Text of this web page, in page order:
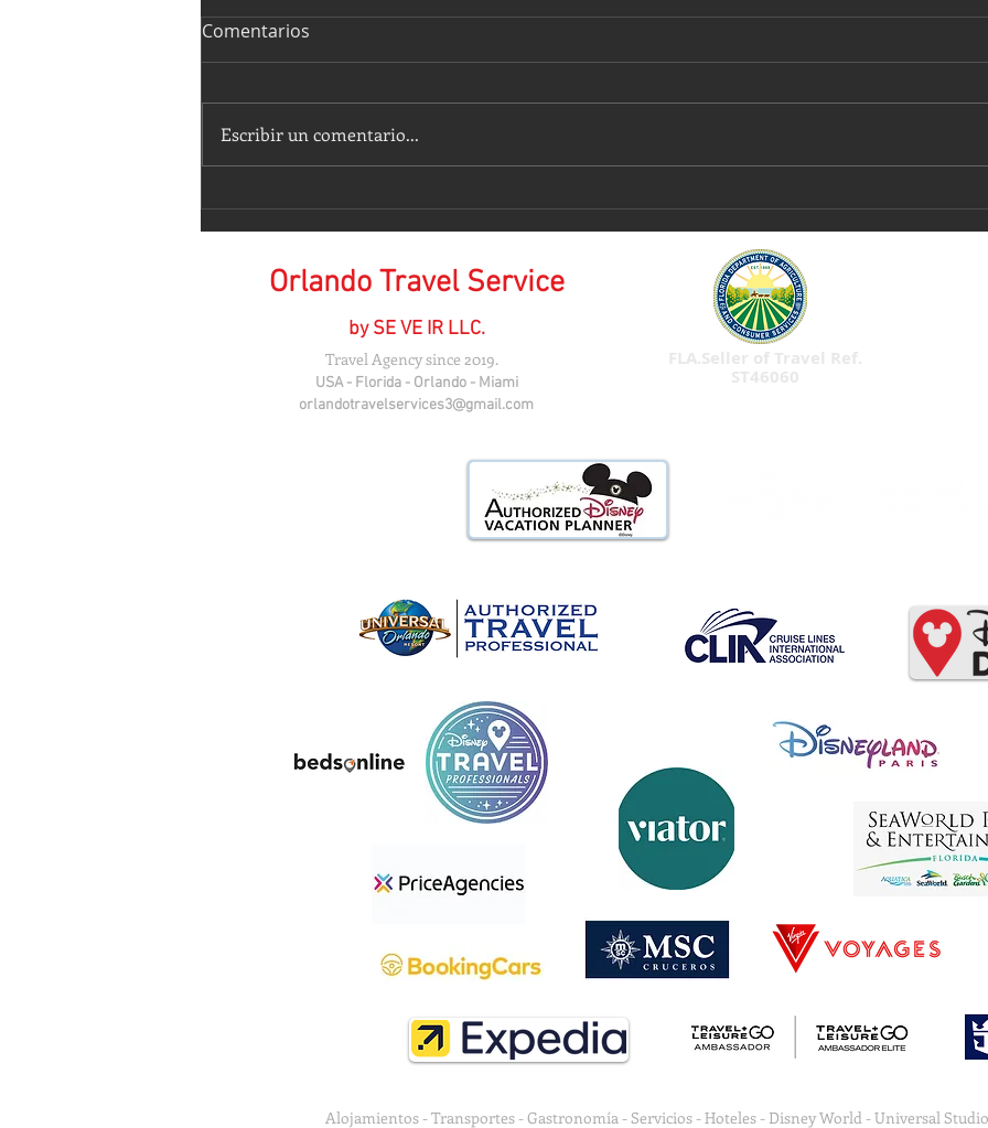
𝑬𝒔𝒕𝒂𝒕𝒖𝒂𝒔 𝑴𝒂́𝒈𝒊𝒄𝒂𝒎𝒆𝒏𝒕𝒆 𝑩𝒆𝒍𝒍𝒂𝒔
💕
𝑪𝒓𝒖𝒄𝒆𝒓𝒐 𝑫𝒊𝒔𝒏𝒆𝒚 - 𝑨𝒓𝒈𝒆𝒏𝒕𝒊𝒏𝒂
🇦🇷
Comentarios
Escribir un comentario...
Orlando Travel Service
by SE VE IR LLC.
USA - Florida - Orlando - Miami
orlandotravelservices3@gmail.com
Travel Agency since 2019.
Alojamientos - Transportes - Gastronomía - Servicios - Hoteles - Disney World - Universal